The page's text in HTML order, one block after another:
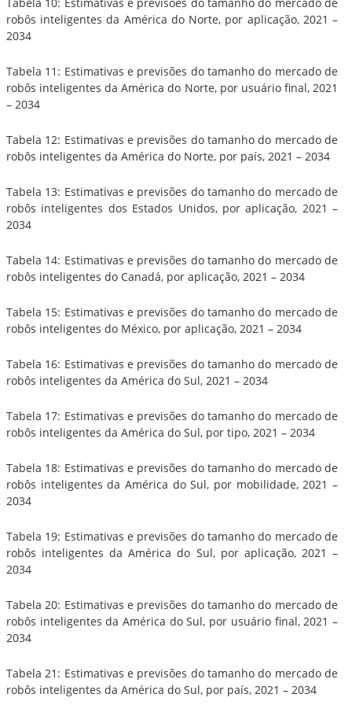
robôs inteligentes da América do Norte, por aplicação, 2021 –
2034
Tabela 11: Estimativas e previsões do tamanho do mercado de
robôs inteligentes da América do Norte, por usuário final, 2021
– 2034
Tabela 12: Estimativas e previsões do tamanho do mercado de
robôs inteligentes da América do Norte, por país, 2021 – 2034
Tabela 13: Estimativas e previsões do tamanho do mercado de
robôs inteligentes dos Estados Unidos, por aplicação, 2021 –
2034
Tabela 14: Estimativas e previsões do tamanho do mercado de
robôs inteligentes do Canadá, por aplicação, 2021 – 2034
Tabela 15: Estimativas e previsões do tamanho do mercado de
robôs inteligentes do México, por aplicação, 2021 – 2034
Tabela 16: Estimativas e previsões do tamanho do mercado de
robôs inteligentes da América do Sul, 2021 – 2034
Tabela 17: Estimativas e previsões do tamanho do mercado de
robôs inteligentes da América do Sul, por tipo, 2021 – 2034
Tabela 18: Estimativas e previsões do tamanho do mercado de
robôs inteligentes da América do Sul, por mobilidade, 2021 –
2034
Tabela 19: Estimativas e previsões do tamanho do mercado de
robôs inteligentes da América do Sul, por aplicação, 2021 –
2034
Tabela 20: Estimativas e previsões do tamanho do mercado de
robôs inteligentes da América do Sul, por usuário final, 2021 –
2034
Tabela 21: Estimativas e previsões do tamanho do mercado de
robôs inteligentes da América do Sul, por país, 2021 – 2034